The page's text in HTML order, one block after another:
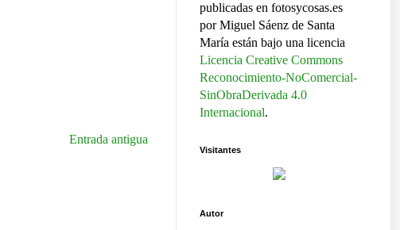
Entrada antigua
publicadas en fotosycosas.es
por Miguel Sáenz de Santa
María están bajo una licencia
Licencia Creative Commons
Reconocimiento-NoComercial-
SinObraDerivada 4.0
Internacional.
Visitantes
Autor